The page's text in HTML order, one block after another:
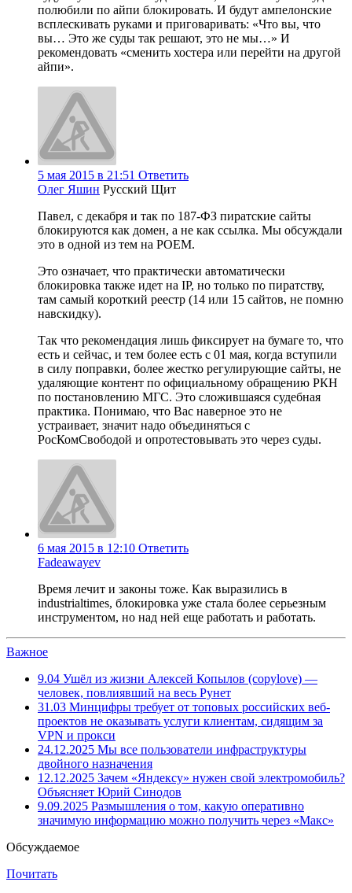
полюбили по айпи блокировать. И будут ампелонские
всплескивать руками и приговаривать: «Что вы, что
вы… Это же суды так решают, это не мы…» И
рекомендовать «сменить хостера или перейти на другой
айпи».
5 мая 2015 в 21:51 Ответить
Олег Яшин Русский Щит
Павел, с декабря и так по 187-ФЗ пиратские сайты
блокируются как домен, а не как ссылка. Мы обсуждали
это в одной из тем на РОЕМ.
Это означает, что практически автоматически
блокировка также идет на IP, но только по пиратству,
там самый короткий реестр (14 или 15 сайтов, не помню
навскидку).
Так что рекомендация лишь фиксирует на бумаге то, что
есть и сейчас, и тем более есть с 01 мая, когда вступили
в силу поправки, более жестко регулирующие сайты, не
удаляющие контент по официальному обращению РКН
по постановлению МГС. Это сложившаяся судебная
практика. Понимаю, что Вас наверное это не
устраивает, значит надо объединяться с
РосКомСвободой и опротестовывать это через суды.
6 мая 2015 в 12:10 Ответить
Fadeawayev
Время лечит и законы тоже. Как выразились в
industrialtimes, блокировка уже стала более серьезным
инструментом, но над ней еще работать и работать.
Важное
9.04 Ушёл из жизни Алексей Копылов (copylove) —
человек, повлиявший на весь Рунет
31.03 Минцифры требует от топовых российских веб-
проектов не оказывать услуги клиентам, сидящим за
VPN и прокси
24.12.2025 Мы все пользователи инфраструктуры
двойного назначения
12.12.2025 Зачем «Яндексу» нужен свой электромобиль?
Объясняет Юрий Синодов
9.09.2025 Размышления о том, какую оперативно
значимую информацию можно получить через «Макс»
Обсуждаемое
Почитать